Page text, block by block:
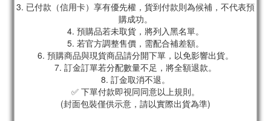
3. 已付款（信用卡）享有優先權，貨到付款則為候補，不代表預
購成功。
4. 預購品若未取貨，將列入黑名單。
5. 若官方調整售價，需配合補差額。
6. 預購商品與現貨商品請分開下單，以免影響出貨。
7. 訂金訂單若分配數量不足，將全額退款。
8. 訂金取消不退。
✅ 下單付款即視同同意以上規則。
(封面包裝僅供示意，請以實際出貨為準)